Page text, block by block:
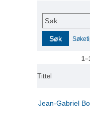
Søk
Søk
Tittel
Jean-Gabriel